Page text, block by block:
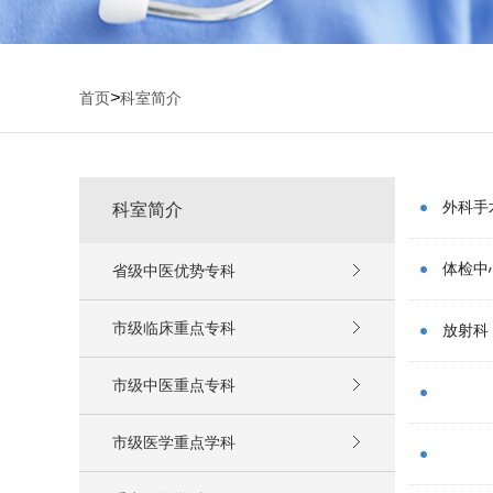
首页>科室简介
科室简介
省级中医优势专科
市级临床重点专科
市级中医重点专科
市级医学重点学科
外科手
体检中
放射科